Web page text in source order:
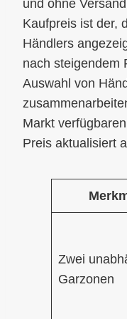
Zwei
Garzonen